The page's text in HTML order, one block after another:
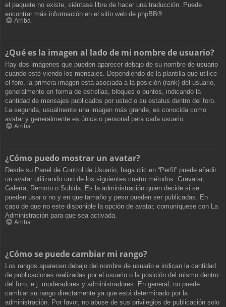
el paquete no existe, siéntase libre de hacer una traducción. Puede
encontrar más información en el sitio web de phpBB®
Arriba
¿Qué es la imagen al lado de mi nombre de usuario?
Hay dos imágenes que pueden aparecer debajo de su nombre de usuario
cuando esté viendo los mensajes. Dependiendo de la plantilla que utilice
el foro, la primera imagen está asociada a la posición (rank) del usuario,
generalmente en forma de estrellas, bloques o puntos, indicando la
cantidad de mensajes publicados por usted o su estatus dentro del foro.
La segunda, usualmente una imagen más grande, es conocida como
avatar y generalmente es única o personal para cada usuario.
Arriba
¿Cómo puedo mostrar un avatar?
Desde su Panel de Control de Usuario, haga clic en “Perfil” puede añadir
un avatar utilizando uno de los siguientes cuatro métodos: Gravatar,
Galería, Remoto o Subida. Es la administración quien decide si se
pueden usar o no y en que tamaño y peso pueden ser publicadas. En
caso de que no este disponible la opción de avatar, comuníquese con La
Administración para que sea activada.
Arriba
¿Cómo se puede cambiar mi rango?
Los rangos aparecen debajo del nombre de usuario e indican la cantidad
de publicaciones realizadas por el usuario o la posición del mismo dentro
del foro, e.j. moderadores y administradores. En general, no puede
cambiar su rango directamente ya que está determinado por la
administración. Por favor, no abuse de sus privilegios de publicación solo